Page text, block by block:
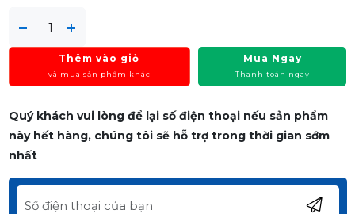
Thêm vào giỏ
và mua sản phẩm khác
Mua Ngay
Thanh toán ngay
Quý khách vui lòng để lại số điện thoại nếu sản phẩm
này hết hàng, chúng tôi sẽ hỗ trợ trong thời gian sớm
nhất